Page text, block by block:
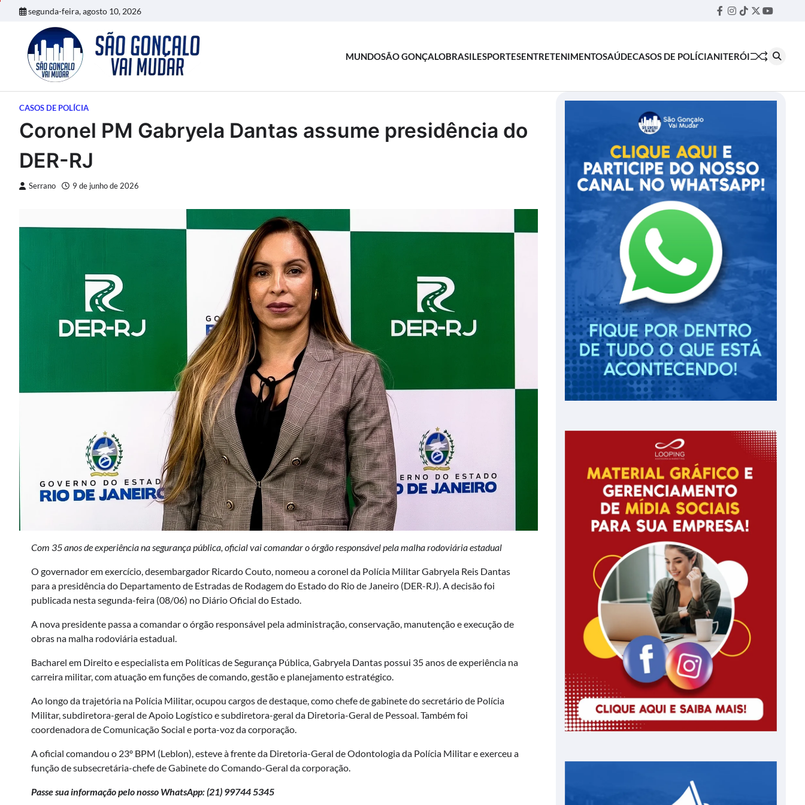
segunda-feira, agosto 10, 2026 Facebook
Instagram
TikTok
TwitterYouTube
MUNDOSÃO GONÇALOBRASILESPORTESENTRETENIMENTOSAÚDECASOS DE POLÍCIANITERÓI
CASOS DE POLÍCIA
Coronel PM Gabryela Dantas assume presidência do
DER-RJ
Serrano 9 de junho de 2026
Com 35 anos de experiência na segurança pública, oficial vai comandar o órgão responsável pela malha rodoviária estadual
O governador em exercício, desembargador Ricardo Couto, nomeou a coronel da Polícia Militar Gabryela Reis Dantas
para a presidência do Departamento de Estradas de Rodagem do Estado do Rio de Janeiro (DER-RJ). A decisão foi
publicada nesta segunda-feira (08/06) no Diário Oficial do Estado.
A nova presidente passa a comandar o órgão responsável pela administração, conservação, manutenção e execução de
obras na malha rodoviária estadual.
Bacharel em Direito e especialista em Políticas de Segurança Pública, Gabryela Dantas possui 35 anos de experiência na
carreira militar, com atuação em funções de comando, gestão e planejamento estratégico.
Ao longo da trajetória na Polícia Militar, ocupou cargos de destaque, como chefe de gabinete do secretário de Polícia
Militar, subdiretora-geral de Apoio Logístico e subdiretora-geral da Diretoria-Geral de Pessoal. Também foi
coordenadora de Comunicação Social e porta-voz da corporação.
A oficial comandou o 23º BPM (Leblon), esteve à frente da Diretoria-Geral de Odontologia da Polícia Militar e exerceu a
função de subsecretária-chefe de Gabinete do Comando-Geral da corporação.
Passe sua informação pelo nosso WhatsApp: (21) 99744 5345